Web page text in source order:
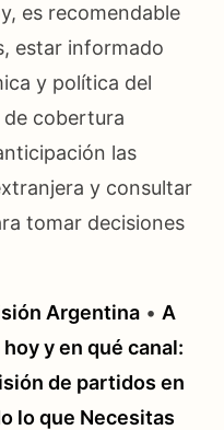
es recomendable
estar informado
y política del
cobertura
las
y consultar
tomar decisiones
Argentina • A
y en qué canal:
de partidos en
lo que Necesitas